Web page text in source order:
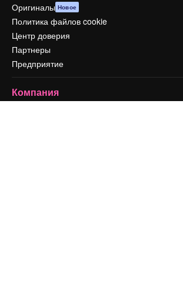
Оригиналы Новое
Политика файлов cookie
Центр доверия
Партнеры
Предприятие
Компания